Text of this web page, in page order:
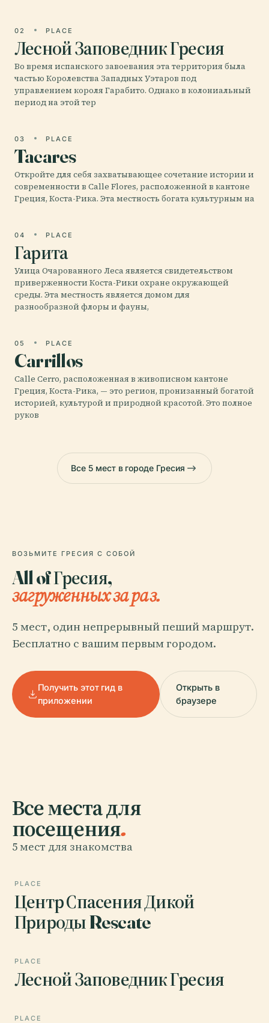
02 PLACE
Лесной Заповедник Гресия
Во время испанского завоевания эта территория была
частью Королевства Западных Уэтаров под
управлением короля Гарабито. Однако в колониальный
период на этой тер
03 PLACE
Tacares
Откройте для себя захватывающее сочетание истории и
современности в Calle Flores, расположенной в кантоне
Греция, Коста-Рика. Эта местность богата культурным на
04 PLACE
Гарита
Улица Очарованного Леса является свидетельством
приверженности Коста-Рики охране окружающей
среды. Эта местность является домом для
разнообразной флоры и фауны,
05 PLACE
Carrillos
Calle Cerro, расположенная в живописном кантоне
Греция, Коста-Рика, — это регион, пронизанный богатой
историей, культурой и природной красотой. Это полное
руков
Все 5 мест в городе Гресия
ВОЗЬМИТЕ ГРЕСИЯ С СОБОЙ
All of Гресия,
загруженных за раз.
5 мест, один непрерывный пеший маршрут.
Бесплатно с вашим первым городом.
Получить этот гид в
приложении
Открыть в
браузере
Все места для
посещения.
5 мест для знакомства
PLACE
Центр Спасения Дикой
Природы Rescate
PLACE
Лесной Заповедник Гресия
PLACE